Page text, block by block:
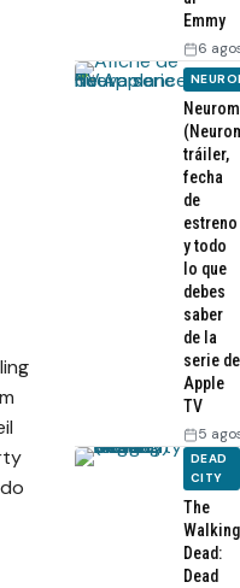
Emmy
6
tráiler,
fecha
de
estreno
y todo
lo que
debes
saber
de la
serie de
Apple
TV
5
DEAD
CITY
The
Walking
Dead:
Dead